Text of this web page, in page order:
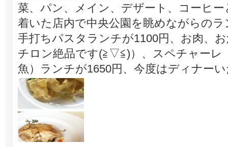
菜、パン、メイン、デザート、コーヒ
着いた店内で中央公園を眺めながらの
手打ちパスタランチが1100円、お肉、
チロン絶品です(≧▽≦)）、スペチャーレ
魚）ランチが1650円、今度はディナー